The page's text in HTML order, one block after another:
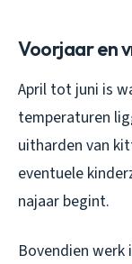
Voorjaar en
April tot juni is
temperaturen
uitharden van
eventuele
najaar begint.
Bovendien